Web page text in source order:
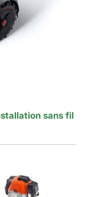
sans fil